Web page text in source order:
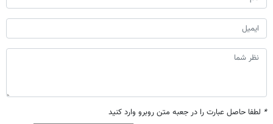
* لطفا حاصل عبارت را در جعبه متن روبرو وارد کنید